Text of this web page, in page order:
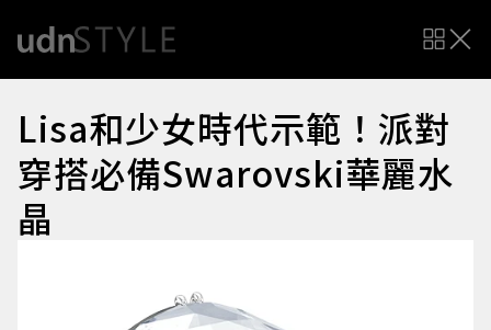
Lisa和少女時代示範！派對
穿搭必備Swarovski華麗水
晶